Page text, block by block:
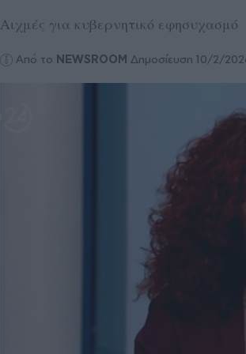
Αιχμές για κυβερνητικό εφησυχασμό
Από το NEWSROOM Δημοσίευση 10/2/